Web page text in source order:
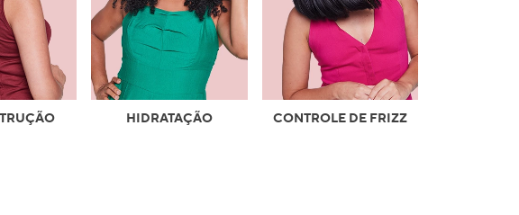
HIDRATAÇÃO CONTROLE DE FRIZZ